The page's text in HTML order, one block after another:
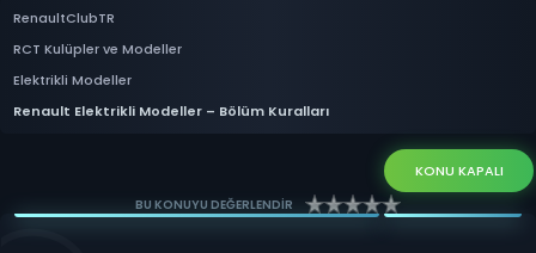
RenaultClubTR
RCT Kulüpler ve Modeller
Elektrikli Modeller
Renault Elektrikli Modeller – Bölüm Kuralları
KONU KAPALI
BU KONUYU DEĞERLENDİR